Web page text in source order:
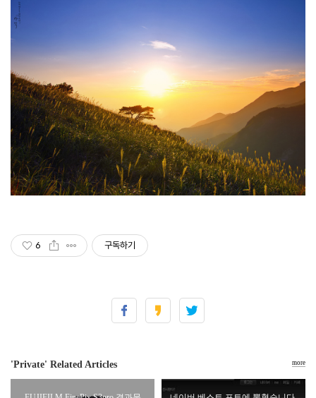
6 구독하기
'Private' Related Articles more